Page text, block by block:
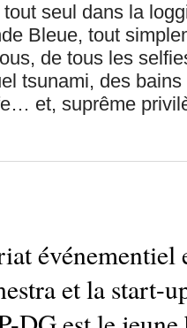
seul dans la
Bleue, tout
de tous les
tsunami, des
et, suprême
et la start-